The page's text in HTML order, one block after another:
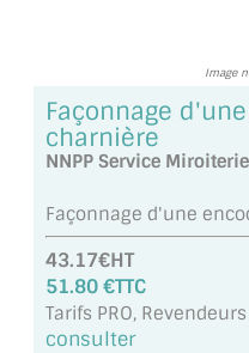
MIROIR SUR MESURE
MIROIR VIEILLI
LOTS DE MIROIRS EN
MIROIR POUR PORTE
MIROIR DE SALLE DE
Image
Façonnage
charnière
NNPP Service
Façonnage d'une
43.17€HT
51.80 €TTC
Tarifs PRO,
consulter